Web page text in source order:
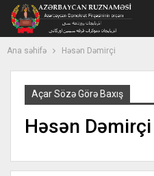
Ana səhifə Həsən Dəmirçi
Açar Sözə Görə Baxış
Həsən Dəmirçi